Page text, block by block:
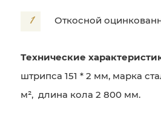
1 Откосной
Технические
штрипса 151 * 2 мм, марка
м², длина кола 2 800 мм.